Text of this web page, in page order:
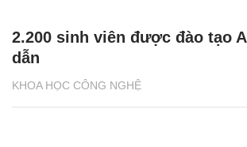
KHOA HỌC CÔNG NGHỆ
2.200 sinh viên được đào tạo
dẫn